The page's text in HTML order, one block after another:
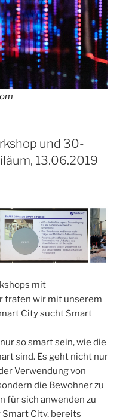
und 30-
13.06.2019
mit
traten wir mit unserem
City sucht Smart
so smart sein, wie die
sind. Es geht nicht nur
Verwendung von
die Bewohner zu
für sich anwenden zu
Smart City, bereits